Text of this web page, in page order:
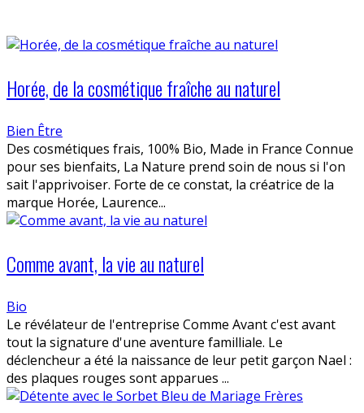
Horée, de la cosmétique fraîche au naturel
Bien Être
Des cosmétiques frais, 100% Bio, Made in France Connue
pour ses bienfaits, La Nature prend soin de nous si l'on
sait l'apprivoiser. Forte de ce constat, la créatrice de la
marque Horée, Laurence...
Comme avant, la vie au naturel
Bio
Le révélateur de l'entreprise Comme Avant c'est avant
tout la signature d'une aventure familliale. Le
déclencheur a été la naissance de leur petit garçon Nael :
des plaques rouges sont apparues ...